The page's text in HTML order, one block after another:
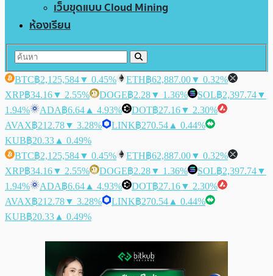
เว็บขุดแบบ Cloud Mining
ห้องเรียน
BTC฿2,125,584▼ 0.45% ETH฿62,887.00▼ 0.32%
XRP฿34.16▼ 2.55% DOGE฿2.28▼ 1.36% SOL฿2,397.74▼
1.94%
ADA฿6.64 ▲ 4.93% DOT฿27.16▼ 2.30%
AVAX฿212.78▼ 3.28% LINK฿270.54 ▲ 0.44%
KUB฿20.33 ▲ 0.49%
BTC฿2,125,584▼ 0.45% ETH฿62,887.00▼ 0.32%
XRP฿34.16▼ 2.55% DOGE฿2.28▼ 1.36% SOL฿2,397.74▼
1.94%
ADA฿6.64 ▲ 4.93% DOT฿27.16▼ 2.30%
AVAX฿212.78▼ 3.28% LINK฿270.54 ▲ 0.44%
KUB฿20.33 ▲ 0.49%